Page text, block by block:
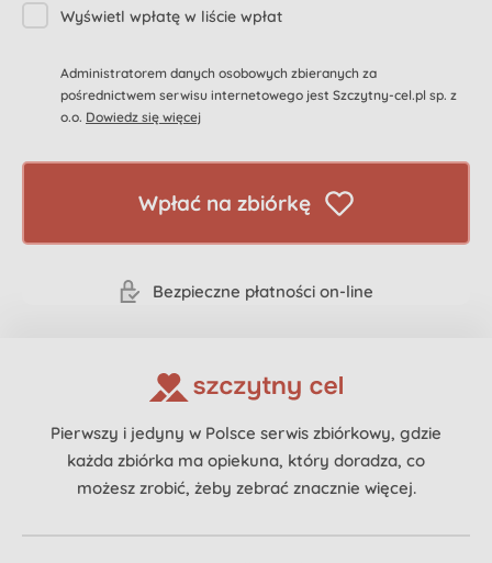
Wyświetl wpłatę w liście wpłat
Administratorem danych osobowych zbieranych za
pośrednictwem serwisu internetowego jest Szczytny-cel.pl sp. z
o.o. Dowiedz się więcej
Wpłać na zbiórkę
Bezpieczne płatności on-line
Pierwszy i jedyny w Polsce serwis zbiórkowy, gdzie
każda zbiórka ma opiekuna, który doradza, co
możesz zrobić, żeby zebrać znacznie więcej.